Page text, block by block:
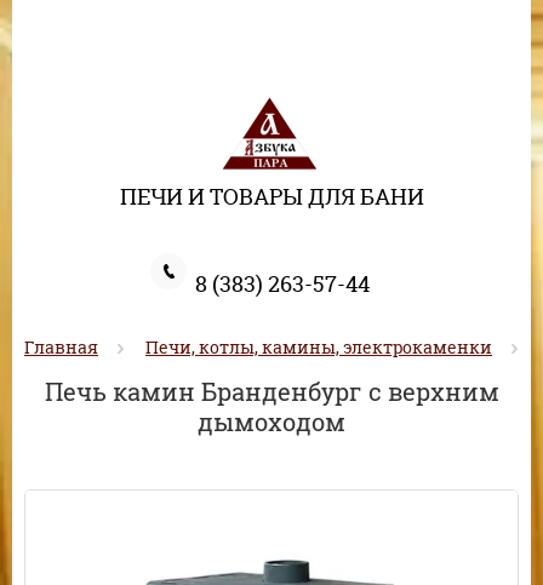
ПЕЧИ И ТОВАРЫ ДЛЯ БАНИ
8 (383) 263-57-44
Главная Печи, котлы, камины, электрокаменки
Печь камин Бранденбург с верхним
дымоходом